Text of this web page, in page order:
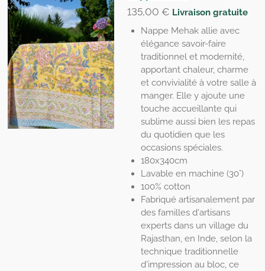
135,00 € Livraison gratuite
Nappe Mehak allie avec
élégance savoir-faire
traditionnel et modernité,
apportant chaleur, charme
et convivialité à votre salle à
manger. Elle y ajoute une
touche accueillante qui
sublime aussi bien les repas
du quotidien que les
occasions spéciales.
180x340cm
Lavable en machine (30°)
100% cotton
Fabriqué artisanalement par
des familles d'artisans
experts dans un village du
Rajasthan, en Inde, selon la
technique traditionnelle
d'impression au bloc, ce